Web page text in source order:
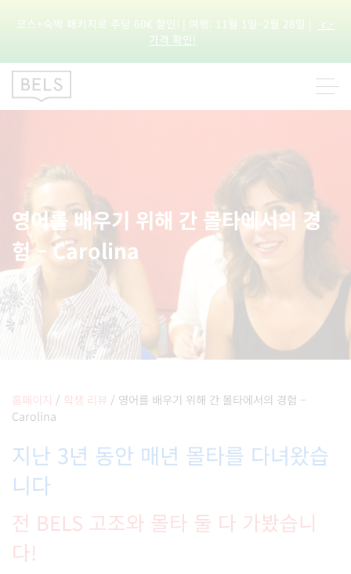
코스+숙박 패키지로 주당 60€ 할인! | 여행: 11월 1일–2월 28일 |
👉
가격 확인!
영어를 배우기 위해 간 몰타에서의 경
험 – Carolina
홈페이지 / 학생 리뷰 / 영어를 배우기 위해 간 몰타에서의 경험 –
Carolina
지난 3년 동안 매년 몰타를 다녀왔습
니다
전 BELS 고조와 몰타 둘 다 가봤습니
다!